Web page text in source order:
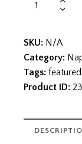
SKU: N/A
Category:
Tags: featured
Product ID: